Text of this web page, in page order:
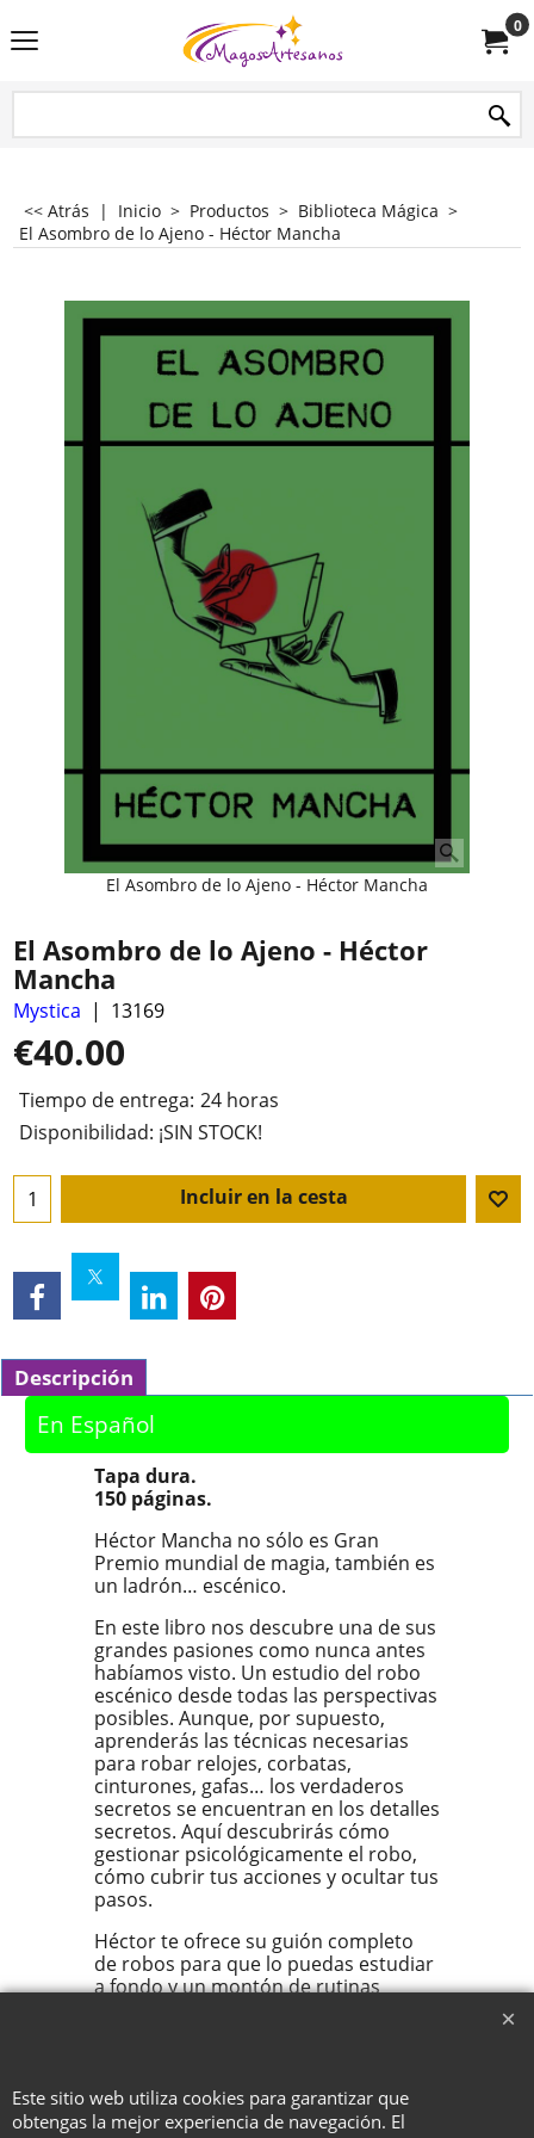
0
<< Atrás | Inicio > Productos > Biblioteca Mágica >
El Asombro de lo Ajeno - Héctor Mancha
El Asombro de lo Ajeno - Héctor Mancha
El Asombro de lo Ajeno - Héctor
Mancha
Mystica 13169
€40.00
Tiempo de entrega: 24 horas
Disponibilidad: ¡SIN STOCK!
Incluir en la cesta
Descripción
En Español
Tapa dura.
150 páginas.
Héctor Mancha no sólo es Gran
Premio mundial de magia, también es
un ladrón… escénico.
En este libro nos descubre una de sus
grandes pasiones como nunca antes
habíamos visto. Un estudio del robo
escénico desde todas las perspectivas
posibles. Aunque, por supuesto,
aprenderás las técnicas necesarias
para robar relojes, corbatas,
cinturones, gafas… los verdaderos
secretos se encuentran en los detalles
secretos. Aquí descubrirás cómo
gestionar psicológicamente el robo,
cómo cubrir tus acciones y ocultar tus
pasos.
Héctor te ofrece su guión completo
de robos para que lo puedas estudiar
a fondo y un montón de rutinas
To create online store ShopFactory eCommerce software was used.
Este sitio web utiliza cookies para garantizar que
obtengas la mejor experiencia de navegación. El